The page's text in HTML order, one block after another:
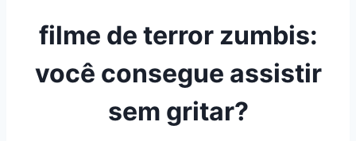
filme de terror zumbis:
você consegue assistir
sem gritar?